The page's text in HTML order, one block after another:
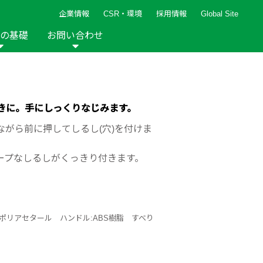
企業情報 CSR・環境 採用情報 Global Site
ルト 人気レシピ
手芸用品 編み針
ッズ ペーパークラフト
基礎 お問い合わせ
。手にしっくりなじみます。
がら前に押してしるし(穴)を付けま
なしるしがくっきり付きます。
リアセタール ハンドル:ABS樹脂 すべり